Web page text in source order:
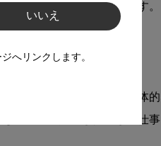
いいえ
へリンクします。
くと、安心感が高まります
長の気分次第ではない具体
、長期に定着し安心して仕